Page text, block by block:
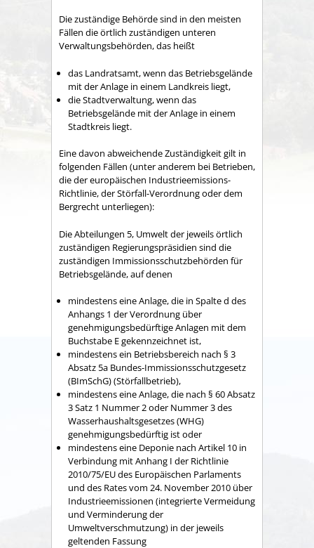
Die zuständige Behörde sind in den meisten
Fällen die örtlich zuständigen unteren
Verwaltungsbehörden, das heißt
das Landratsamt, wenn das Betriebsgelände
mit der Anlage in einem Landkreis liegt,
die Stadtverwaltung, wenn das
Betriebsgelände mit der Anlage in einem
Stadtkreis liegt.
Eine davon abweichende Zuständigkeit gilt in
folgenden Fällen (unter anderem bei Betrieben,
die der europäischen Industrieemissions-
Richtlinie, der Störfall-Verordnung oder dem
Bergrecht unterliegen):
Die Abteilungen 5, Umwelt der jeweils örtlich
zuständigen Regierungspräsidien sind die
zuständigen Immissionsschutzbehörden für
Betriebsgelände, auf denen
mindestens eine Anlage, die in Spalte d des
Anhangs 1 der Verordnung über
genehmigungsbedürftige Anlagen mit dem
Buchstabe E gekennzeichnet ist,
mindestens ein Betriebsbereich nach § 3
Absatz 5a Bundes-Immissionsschutzgesetz
(BImSchG) (Störfallbetrieb),
mindestens eine Anlage, die nach § 60 Absatz
3 Satz 1 Nummer 2 oder Nummer 3 des
Wasserhaushaltsgesetzes (WHG)
genehmigungsbedürftig ist oder
mindestens eine Deponie nach Artikel 10 in
Verbindung mit Anhang I der Richtlinie
2010/75/EU des Europäischen Parlaments
und des Rates vom 24. November 2010 über
Industrieemissionen (integrierte Vermeidung
und Verminderung der
Umweltverschmutzung) in der jeweils
geltenden Fassung